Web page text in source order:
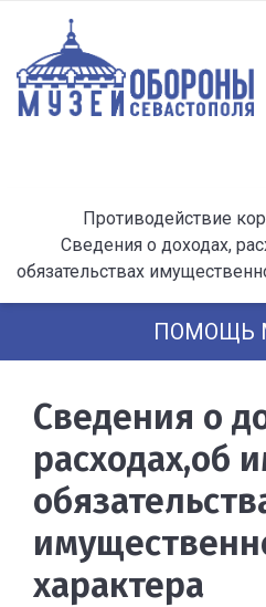
Противодействие
Сведения о доходах,
обязательствах
ПОМОЩЬ
Сведения о
расходах,об
характера